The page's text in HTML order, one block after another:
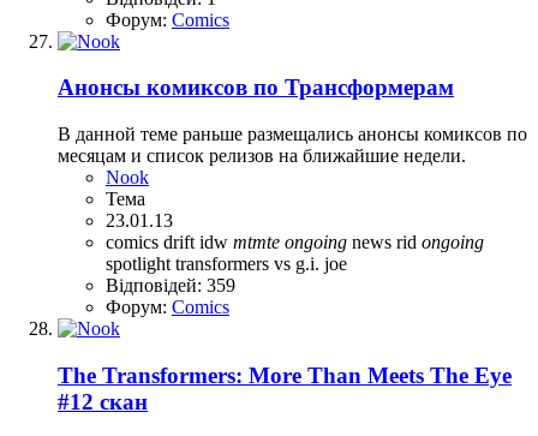
Форум: Comics
Анонсы комиксов по Трансформерам
В данной теме раньше размещались анонсы комиксов по
месяцам и список релизов на ближайшие недели.
Nook
Тема
23.01.13
comics drift idw mtmte ongoing news rid ongoing
spotlight transformers vs g.i. joe
Відповідей: 359
Форум: Comics
The Transformers: More Than Meets The Eye
#12 скан